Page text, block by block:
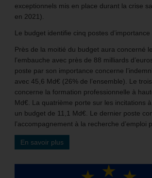
exceptionnels mis en place durant la crise
en 2021).
Le budget identifie cinq postes d’importance
Près de la moitié du budget aura concerné
l’embauche avec près de 88 milliards
poste par son importance concerne
avec 45,6 Md€ (26% de l’ensemble). Le
concerne la formation professionnelle à
Md€. La quatrième porte sur les incitations à
un budget de 11,1 Md€. Le dernier poste
l’accompagnement à la recherche d’emploi
En savoir plus